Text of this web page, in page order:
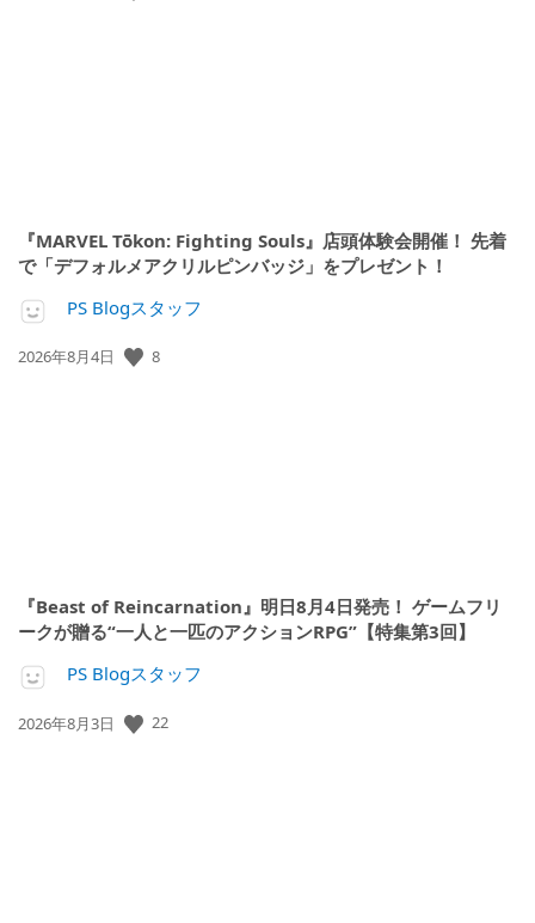
『MARVEL Tōkon: Fighting Souls』店頭体験会開催！ 先着
で「デフォルメアクリルピンバッジ」をプレゼント！
PS Blogスタッフ
公
2026年8月4日 8
『Beast of Reincarnation』明日8月4日発売！ ゲームフリ
ークが贈る“一人と一匹のアクションRPG”【特集第3回】
PS Blogスタッフ
公
2026年8月3日 22